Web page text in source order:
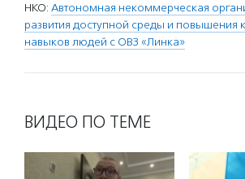
НКО: Автономная некоммерческая
развития доступной среды и повышения
навыков людей с ОВЗ «Линка»
ВИДЕО ПО ТЕМЕ